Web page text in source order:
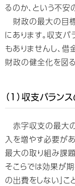
るのか、という不安
財政の最大の目
にあります。収支
もありませんし、
財政の健全化を図
（1）収支バラン
赤字収支の最大
入を増やす必要が
最大の取り組み課
そこらでは効果が期
の出費をしない」